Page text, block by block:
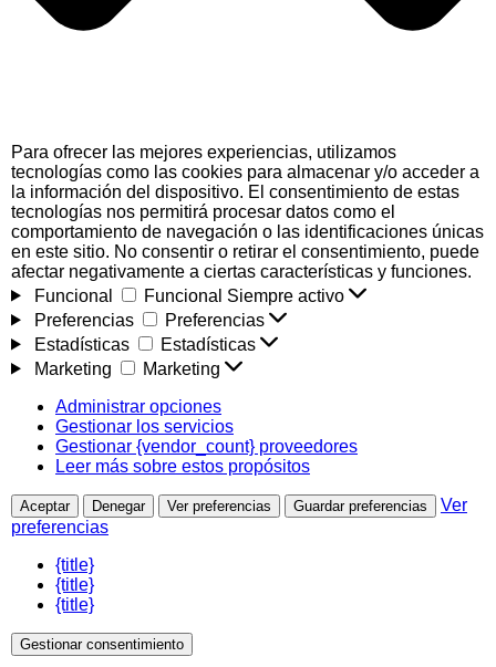
Para ofrecer las mejores experiencias, utilizamos
tecnologías como las cookies para almacenar y/o acceder a
la información del dispositivo. El consentimiento de estas
tecnologías nos permitirá procesar datos como el
comportamiento de navegación o las identificaciones únicas
en este sitio. No consentir o retirar el consentimiento, puede
afectar negativamente a ciertas características y funciones.
Funcional
Funcional Siempre activo
Preferencias
Preferencias
Estadísticas
Estadísticas
Marketing
Marketing
Administrar opciones
Gestionar los servicios
Gestionar {vendor_count} proveedores
Leer más sobre estos propósitos
Aceptar Denegar Ver preferencias Guardar preferencias
Ver
preferencias
{title}
{title}
{title}
Gestionar consentimiento